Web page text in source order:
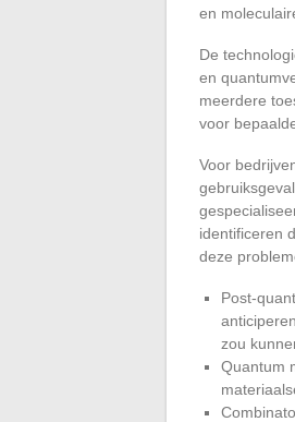
en
De
en
meerdere
voor
Voor
identificeren
deze
Post-
zou
Quantum